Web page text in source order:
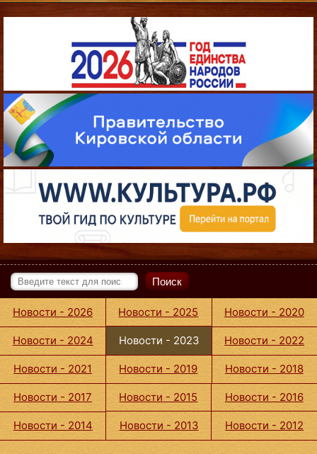
Узнать больше (Из истории библиотеки)...
Поиск
Новости - 2026 Новости - 2025 Новости - 2020
Новости - 2024 Новости - 2023 Новости - 2022
Новости - 2021 Новости - 2019 Новости - 2018
Новости - 2017 Новости - 2015 Новости - 2016
Новости - 2014 Новости - 2013 Новости - 2012